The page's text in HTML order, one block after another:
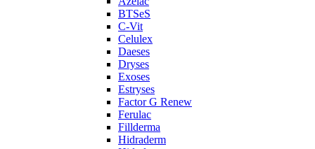
BTSeS
C‑Vit
Celulex
Daeses
Dryses
Exoses
Estryses
Factor G Renew
Ferulac
Fillderma
Hidraderm